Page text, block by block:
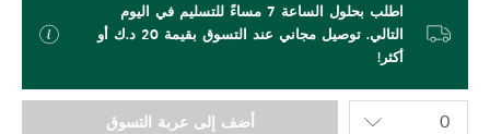
اطلب بحلول الساعة 7 مساءً للتسليم في اليوم
التالي. توصيل مجاني عند التسوق بقيمة 20 د.ك أو
أكثر!
أضف إلى عربة التسوق